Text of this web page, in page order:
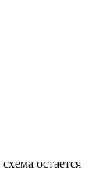
остается